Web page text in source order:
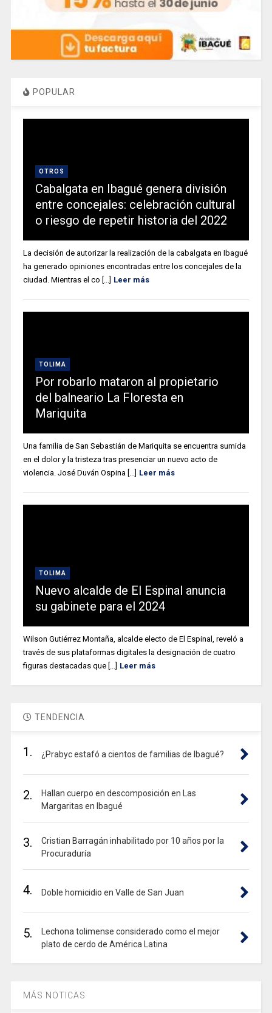
POPULAR
OTROS
Cabalgata en Ibagué genera división
entre concejales: celebración cultural
o riesgo de repetir historia del 2022
La decisión de autorizar la realización de la cabalgata en Ibagué
ha generado opiniones encontradas entre los concejales de la
ciudad. Mientras el co [...] Leer más
TOLIMA
Por robarlo mataron al propietario
del balneario La Floresta en
Mariquita
Una familia de San Sebastián de Mariquita se encuentra sumida
en el dolor y la tristeza tras presenciar un nuevo acto de
violencia. José Duván Ospina [...] Leer más
TOLIMA
Nuevo alcalde de El Espinal anuncia
su gabinete para el 2024
Wilson Gutiérrez Montaña, alcalde electo de El Espinal, reveló a
través de sus plataformas digitales la designación de cuatro
figuras destacadas que [...] Leer más
TENDENCIA
1. ¿Prabyc estafó a cientos de familias de Ibagué?
2.
Hallan cuerpo en descomposición en Las
Margaritas en Ibagué
3.
Cristian Barragán inhabilitado por 10 años por la
Procuraduría
4. Doble homicidio en Valle de San Juan
5.
Lechona tolimense considerado como el mejor
plato de cerdo de América Latina
MÁS NOTICAS